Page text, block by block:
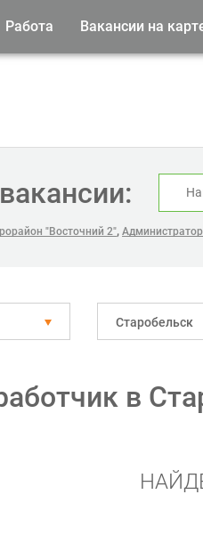
Работа Вакансии на
"Восточний 2",
Старобельск
в